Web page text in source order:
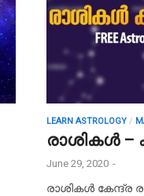
LEARN ASTROLOGY /
രാശികൾ
June 29, 2020 -
രാശികൾ കേന്ദ്ര